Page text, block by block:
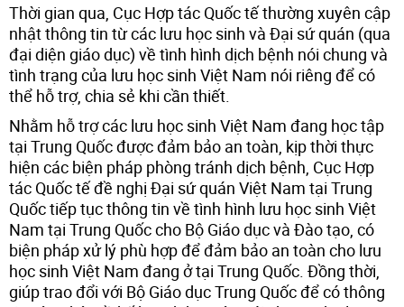
Thời gian qua, Cục Hợp tác Quốc tế thường xuyên cập
nhật thông tin từ các lưu học sinh và Đại sứ quán (qua
đại diện giáo dục) về tình hình dịch bệnh nói chung và
tình trạng của lưu học sinh Việt Nam nói riêng để có
thể hỗ trợ, chia sẻ khi cần thiết.
Nhằm hỗ trợ các lưu học sinh Việt Nam đang học tập
tại Trung Quốc được đảm bảo an toàn, kịp thời thực
hiện các biện pháp phòng tránh dịch bệnh, Cục Hợp
tác Quốc tế đề nghị Đại sứ quán Việt Nam tại Trung
Quốc tiếp tục thông tin về tình hình lưu học sinh Việt
Nam tại Trung Quốc cho Bộ Giáo dục và Đào tạo, có
biện pháp xử lý phù hợp để đảm bảo an toàn cho lưu
học sinh Việt Nam đang ở tại Trung Quốc. Đồng thời,
giúp trao đổi với Bộ Giáo dục Trung Quốc để có thông